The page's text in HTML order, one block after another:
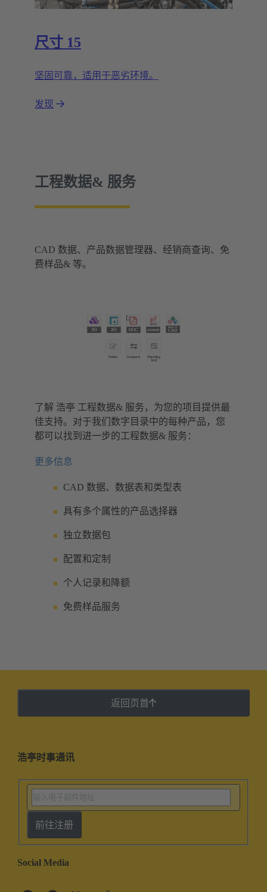
尺寸 15
坚固可靠，适用于恶劣环境。
发现
工程数据& 服务
CAD 数据、产品数据管理器、经销商查询、免
费样品& 等。
了解 浩亭 工程数据& 服务，为您的项目提供最
佳支持。对于我们数字目录中的每种产品，您
都可以找到进一步的工程数据& 服务：
更多信息
CAD 数据、数据表和类型表
具有多个属性的产品选择器
独立数据包
配置和定制
个人记录和降额
免费样品服务
返回页首
浩亭时事通讯
前往注册
Social Media